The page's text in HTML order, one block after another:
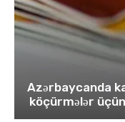
Azərbaycanda
köçürmələr